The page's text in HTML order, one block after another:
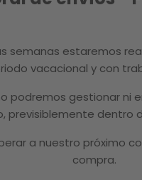
semanas estaremos
vacacional y con
podremos gestionar ni
previsiblemente dentro
a nuestro próximo
compra.